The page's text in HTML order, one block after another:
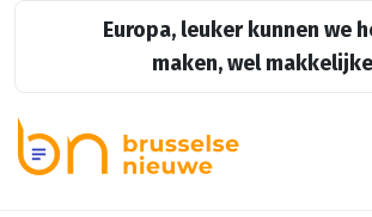
Europa, leuker kunnen we
maken, wel